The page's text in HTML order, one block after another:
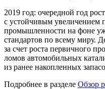
2019 год: очередной год
с устойчивым увеличением
промышленности на фоне
стандартов по всему миру.
за счет роста первичного
ломов автомобильных
из ранее накопленных
Подробнее в разделе Обзор